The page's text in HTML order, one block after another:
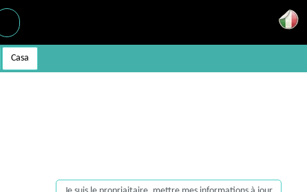
Casa